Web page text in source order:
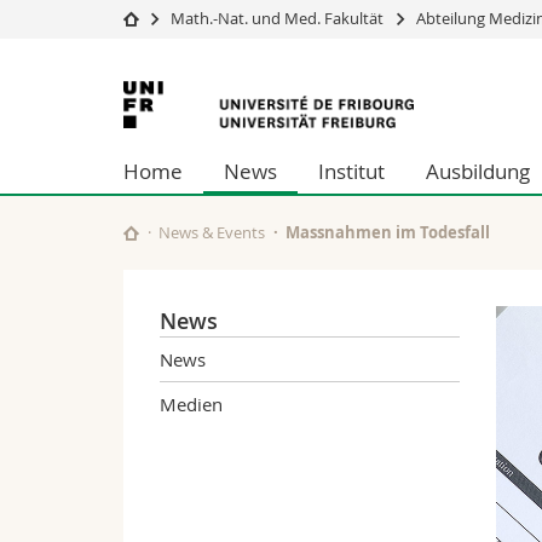
Universität
Studium
Forschung
Universität
Weiterbildung
Wirtschafts-
Philosophische
Fak. für
Math.-Nat. und Med. Fakultät Abteilung
Universität
Freiburg
Home News Institut Ausbildung
News & Events Massnahmen im Todesfall
News
News
Medien